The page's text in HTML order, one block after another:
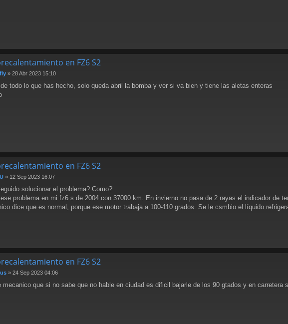
en FZ6 S2
» 28 Abr 2023 15:10
todo lo que has hecho, solo queda abril la bomba y ver si va bien y tiene las aletas enteras
en FZ6 S2
» 12 Sep 2023 16:07
solucionar el problema? Como?
problema en mi fz6 s de 2004 con 37000 km. En invierno no pasa de 2 rayas el indicador de
dice que es normal, porque ese motor trabaja a 100-110 grados. Se le csmbio el líquido
en FZ6 S2
» 24 Sep 2023 04:06
mecanico que si no sabe que no hable en ciudad es dificil bajarle de los 90 gtados y en carretera